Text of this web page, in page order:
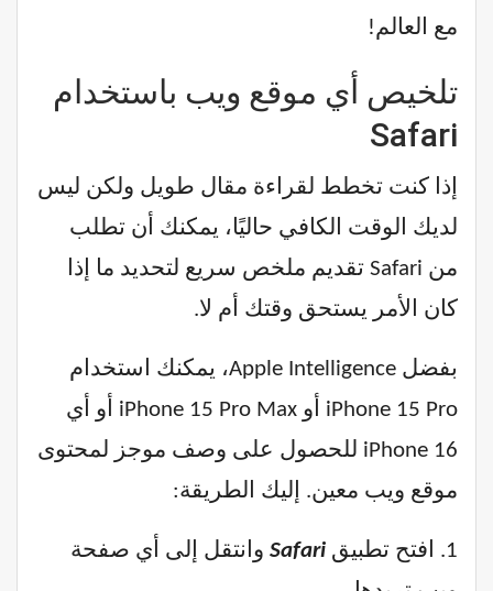
مع العالم!
تلخيص أي موقع ويب باستخدام
Safari
إذا كنت تخطط لقراءة مقال طويل ولكن ليس
لديك الوقت الكافي حاليًا، يمكنك أن تطلب
من Safari تقديم ملخص سريع لتحديد ما إذا
كان الأمر يستحق وقتك أم لا.
بفضل Apple Intelligence، يمكنك استخدام
iPhone 15 Pro أو iPhone 15 Pro Max أو أي
iPhone 16 للحصول على وصف موجز لمحتوى
موقع ويب معين. إليك الطريقة:
1. افتح تطبيق Safari وانتقل إلى أي صفحة